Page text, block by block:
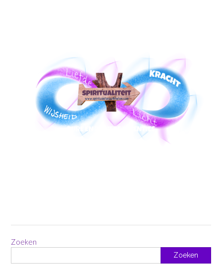
Zoeken
Zoeken